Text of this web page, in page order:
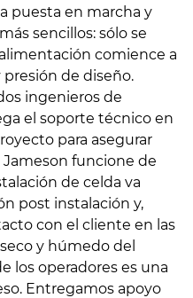
puesta en marcha y
sencillos: sólo se
comience a
de diseño.
ingenieros de
el soporte técnico en
para asegurar
Jameson funcione de
de celda va
post instalación y,
con el cliente en las
y húmedo del
los operadores es una
Entregamos apoyo